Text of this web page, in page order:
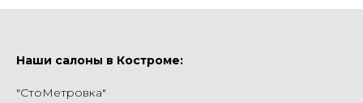
Наши салоны в Костроме:
"СтоМетровка"